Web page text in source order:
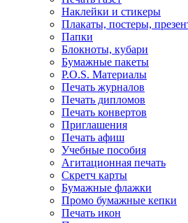
Наклейки и стикеры
Плакаты, постеры,
Папки
Блокноты, кубари
Бумажные пакеты
P.O.S. Материалы
Печать журналов
Печать дипломов
Печать конвертов
Приглашения
Печать афиш
Учебные пособия
Агитационная печать
Скретч карты
Бумажные флажки
Промо бумажные кепки
Печать икон